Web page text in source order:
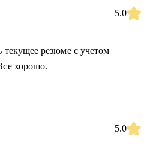
5.0
текущее резюме с учетом
хорошо.
5.0